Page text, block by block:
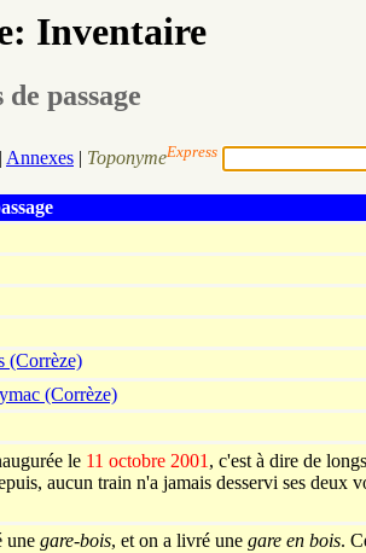
Inventaire
passage
| Annexes | ToponymeExpress
(Corrèze)
(Corrèze)
le 11 octobre 2001 , c'est à dire de longs
aucun train n'a jamais desservi ses deux
une gare-bois, et on a livré une gare en bois.